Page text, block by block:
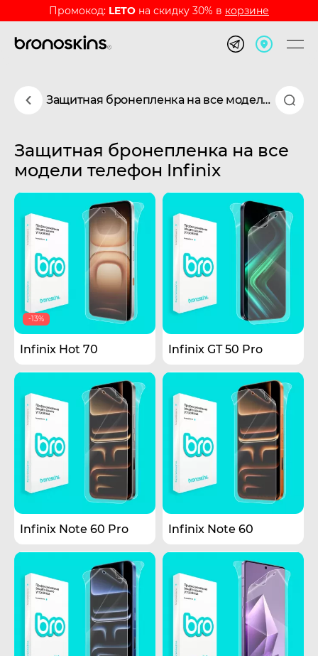
Промокод: LETO на скидку 30% в корзине
Защитная бронепленка на все модели телефон Infinix
Защитная бронепленка на все
модели телефон Infinix
-13%
Infinix Hot 70 Infinix GT 50 Pro
Infinix Note 60 Pro Infinix Note 60